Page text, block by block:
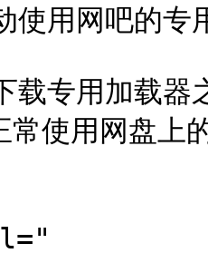
使用网吧的专
专用加载器
常使用网盘上